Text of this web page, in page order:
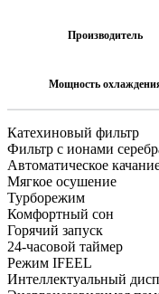
Производитель
Мощность
Катехиновый фильтр
Фильтр с ионами
Автоматическое
Мягкое осушение
Турборежим
Комфортный сон
Горячий запуск
24-часовой таймер
Режим IFEEL
Интеллектуальный